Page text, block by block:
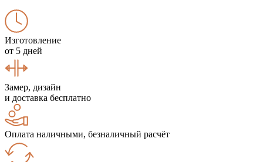
Изготовление
от 5 дней
Замер, дизайн
и доставка бесплатно
Оплата наличными, безналичный расчёт